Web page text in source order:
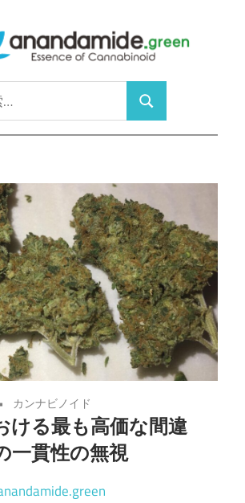
検
索
カンナビノイド
ける最も高価な間違
一貫性の無視